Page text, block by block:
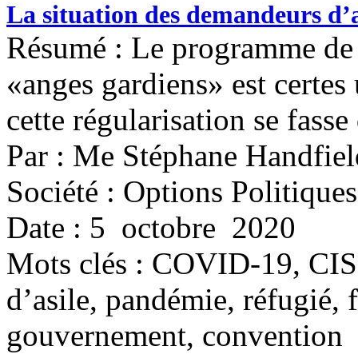
La situation des demandeurs
Résumé : Le programme
«anges gardiens» est
cette régularisation se
Par : Me Stéphane
Société : Options Politiques
Date : 5 octobre 2020
Mots clés : COVID-19,
d’asile, pandémie, réfugié,
gouvernement, convention